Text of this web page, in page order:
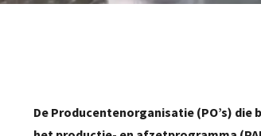
De Producentenorganisatie (PO’s) die